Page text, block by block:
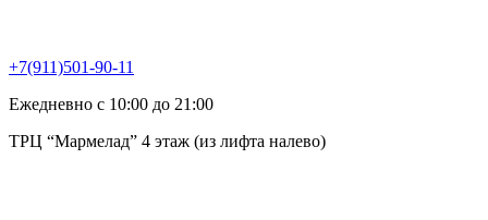
+7(911)501-90-11
Ежедневно с 10:00 до 21:00
ТРЦ “Мармелад” 4 этаж (из лифта налево)